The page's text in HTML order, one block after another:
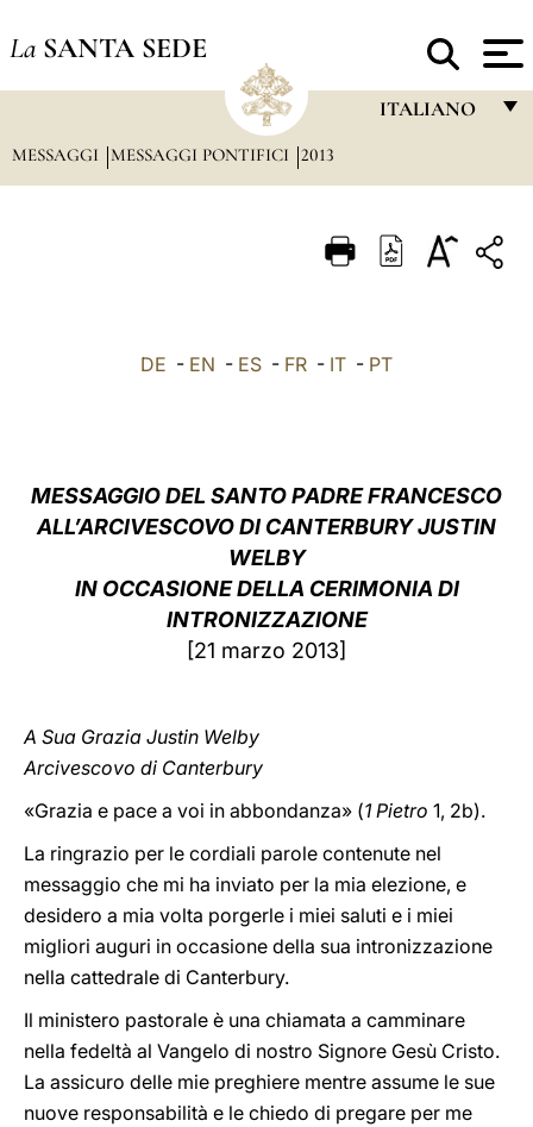
La SANTA SEDE
ITALIANO
ITALIANO
中文
MESSAGGI MESSAGGI PONTIFICI 2013
DE - EN - ES - FR - IT - PT
MESSAGGIO DEL SANTO PADRE FRANCESCO
ALL’ARCIVESCOVO DI CANTERBURY JUSTIN
WELBY
IN OCCASIONE DELLA CERIMONIA DI
INTRONIZZAZIONE
[21 marzo 2013]
A Sua Grazia Justin Welby
Arcivescovo di Canterbury
«Grazia e pace a voi in abbondanza» (1 Pietro 1, 2b).
La ringrazio per le cordiali parole contenute nel
messaggio che mi ha inviato per la mia elezione, e
desidero a mia volta porgerle i miei saluti e i miei
migliori auguri in occasione della sua intronizzazione
nella cattedrale di Canterbury.
Il ministero pastorale è una chiamata a camminare
nella fedeltà al Vangelo di nostro Signore Gesù Cristo.
La assicuro delle mie preghiere mentre assume le sue
nuove responsabilità e le chiedo di pregare per me